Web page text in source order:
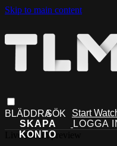
Skip to main content
Start
Live stream preview